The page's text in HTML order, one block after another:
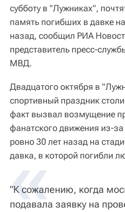
субботу в "Лужниках",
память погибших в давке
назад, сообщил РИА
представитель пресс-
МВД.
Двадцатого октября в
спортивный праздник
факт вызвал возмущение
фанатского движения из-за
ровно 30 лет назад на
давка, в которой погибли
"К сожалению, когда
подавала заявку на